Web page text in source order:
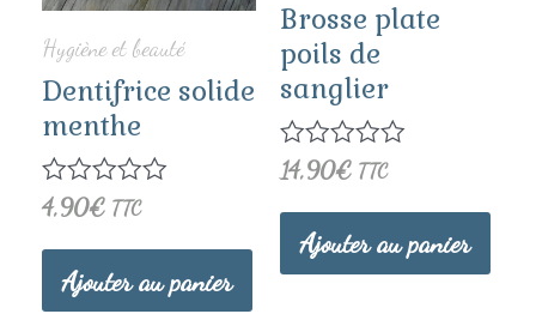
Hygiène et beauté
Dentifrice solide
menthe
Note
sur
4,90€ TTC
Ajouter au panier
Brosse plate
poils de
sanglier
Note
sur
14,90€ TTC
Ajouter au panier